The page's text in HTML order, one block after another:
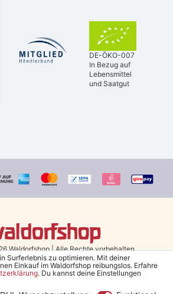
DE-ÖKO-007
In Bezug auf
Lebensmittel
und Saatgut
Waldorfshop|Alle Rechte vorbehalten.
bis 13 Uhr, garantierter Versand am
Surferlebnis zu optimieren. Mit deiner
Einkauf im Waldorfshop reibungslos. Erfahre
. Du kannst deine Einstellungen